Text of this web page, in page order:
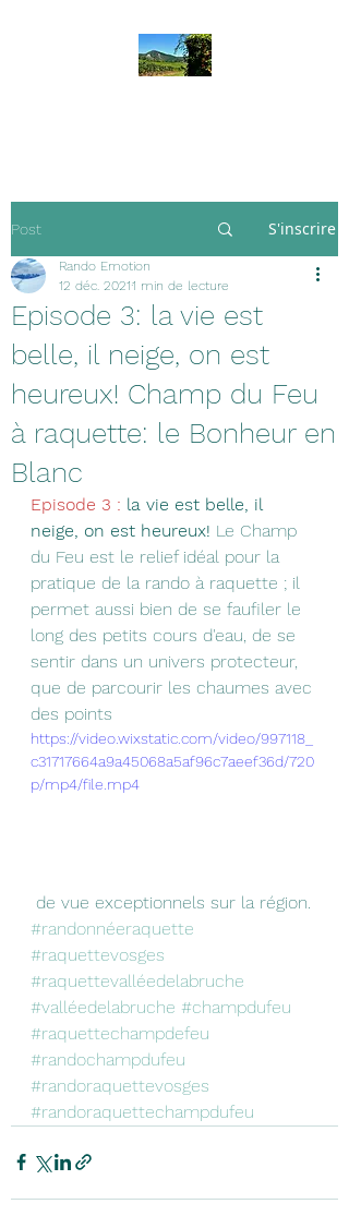
Post S'inscrire
Episode 3: la vie est
belle, il neige, on est
heureux! Champ du Feu
à raquette: le Bonheur en
Blanc
Rando Emotion
12 déc. 20211 min de lecture
Episode 3 : la vie est belle, il
neige, on est heureux! Le Champ
du Feu est le relief idéal pour la
pratique de la rando à raquette ; il
permet aussi bien de se faufiler le
long des petits cours d'eau, de se
sentir dans un univers protecteur,
que de parcourir les chaumes avec
des points
https://video.wixstatic.com/video/997118_
c31717664a9a45068a5af96c7aeef36d/720
p/mp4/file.mp4
de vue exceptionnels sur la région.
#randonnéeraquette
#raquettevosges
#raquettevalléedelabruche
#valléedelabruche #champdufeu
#raquettechampdefeu
#randochampdufeu
#randoraquettevosges
#randoraquettechampdufeu